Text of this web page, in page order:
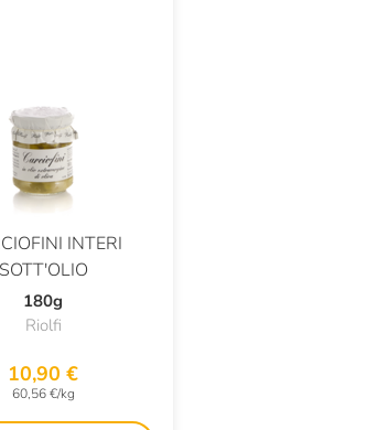
INTERI
SOTT'OLIO
180g
Riolfi
10,90 €
60,56 €/kg